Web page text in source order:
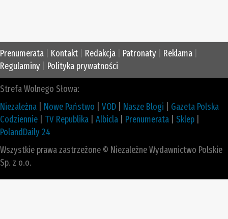
Prenumerata Kontakt Redakcja Patronaty Reklama
Regulaminy
Polityka prywatności
Strefa Wolnego Słowa:
Niezależna
Nowe Państwo VOD Nasze Blogi
Gazeta Polska
Codziennie
TV Republika Albicla Prenumerata Sklep
PolandDaily 24
Wszystkie prawa zastrzeżone © Niezależne Wydawnictwo Polskie
Sp. z o.o.